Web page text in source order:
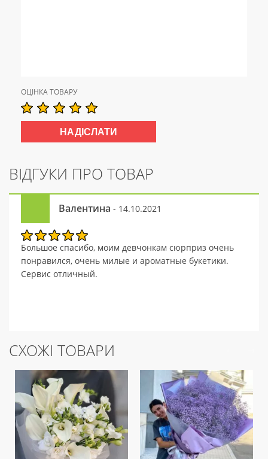
ОЦІНКА ТОВАРУ
ВІДГУКИ ПРО ТОВАР
Валентина - 14.10.2021
Большое спасибо, моим девчонкам сюрприз очень
понравился, очень милые и ароматные букетики.
Сервис отличный.
СХОЖІ ТОВАРИ